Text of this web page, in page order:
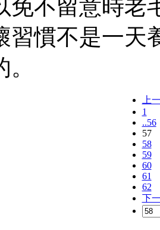
免不留意時老
習慣不是一天
上
1
..56
57
58
59
60
61
62
下